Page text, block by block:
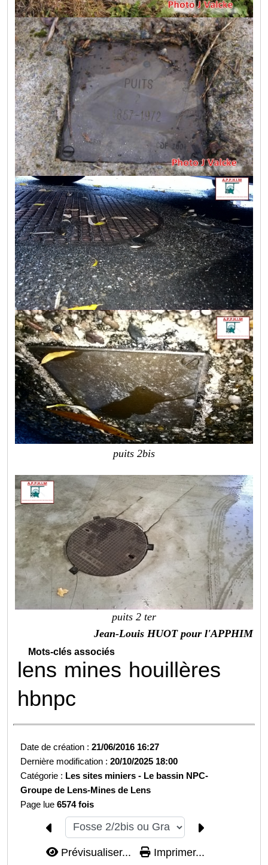
puits 2bis
puits 2 ter
Jean-Louis HUOT pour l'APPHIM
Mots-clés associés
lens mines houillères
hbnpc
Date de création :21/06/2016 16:27
Dernière modification :20/10/2025 18:00
Catégorie : Les sites miniers - Le bassin NPC-
Groupe de Lens-Mines de Lens
Page lue6574 fois
Prévisualiser... Imprimer...